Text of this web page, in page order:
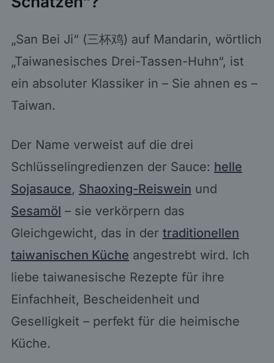
„San Bei Ji“ (三杯鸡) auf Mandarin, wörtlich
„Taiwanesisches Drei-Tassen-Huhn“, ist
ein absoluter Klassiker in – Sie ahnen es –
Taiwan.
Der Name verweist auf die drei
Schlüsselingredienzen der Sauce: helle
Sojasauce, Shaoxing-Reiswein und
Sesamöl – sie verkörpern das
Gleichgewicht, das in der traditionellen
taiwanischen Küche angestrebt wird. Ich
liebe taiwanesische Rezepte für ihre
Einfachheit, Bescheidenheit und
Geselligkeit – perfekt für die heimische
Küche.